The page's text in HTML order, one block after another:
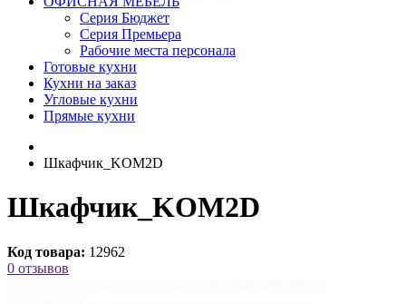
Серия Бюджет
Серия Премьера
Рабочие места персонала
Готовые кухни
Кухни на заказ
Угловые кухни
Прямые кухни
Шкафчик_KOM2D
Шкафчик_KOM2D
Код товара: 12962
0 отзывов